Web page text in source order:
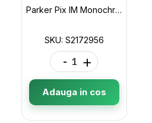
Parker Pix IM Monochrome Champagne S2172955 S2172956
SKU: S2172956
- +
Adauga in cos